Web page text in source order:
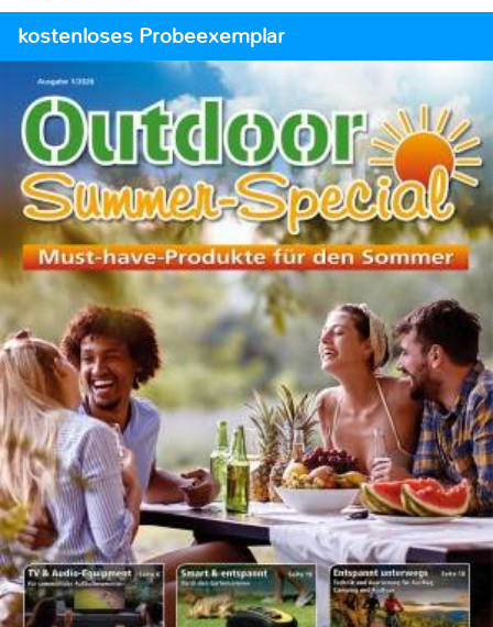
kostenloses Probeexemplar